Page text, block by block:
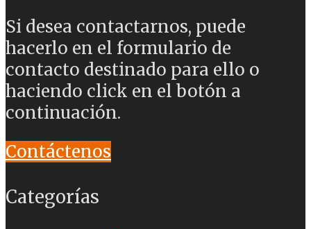
Si desea contactarnos, puede
hacerlo en el formulario de
contacto destinado para ello o
haciendo click en el botón a
continuación.
Contáctenos
Categorías